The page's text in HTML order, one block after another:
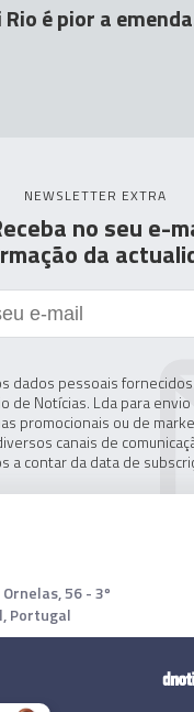
Rio é pior a
NEWSLETTER EXTRA
no seu e-
da
dados pessoais
de Notícias. Lda para
promocionais ou de
canais de
a contar da data de
56 - 3º
Portugal